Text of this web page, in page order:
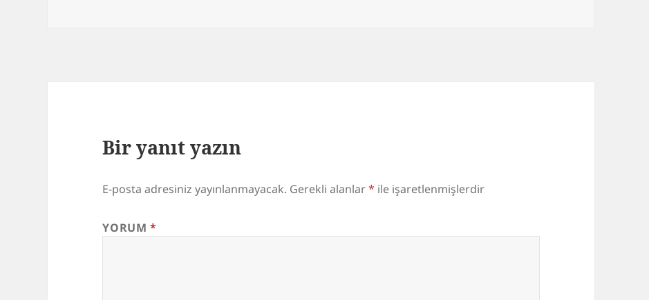
Bir yanıt yazın
E-posta adresiniz yayınlanmayacak. Gerekli alanlar* ile işaretlenmişlerdir
YORUM*